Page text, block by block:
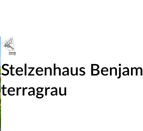
Stelzenhaus
terragrau